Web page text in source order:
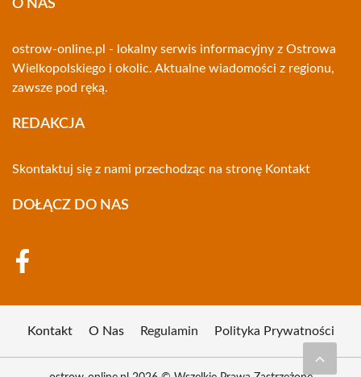
O NAS
ostrow-online.pl - lokalny serwis informacyjny z Ostrowa
Wielkopolskiego i okolic. Aktualne wiadomości z regionu,
zawsze pod ręką.
REDAKCJA
Skontaktuj się z nami przechodząc na stronę Kontakt
DOŁĄCZ DO NAS
Kontakt O Nas Regulamin Polityka Prywatności